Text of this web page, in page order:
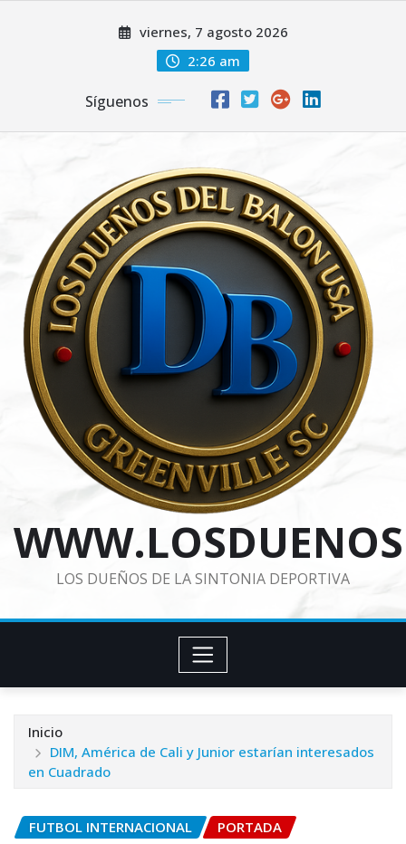
viernes, 7 agosto 2026
2:26 am
Síguenos
LOS DUEÑOS DE LA SINTONIA DEPORTIVA
Inicio
DIM, América de Cali y Junior estarían interesados
en Cuadrado
FUTBOL INTERNACIONAL PORTADA